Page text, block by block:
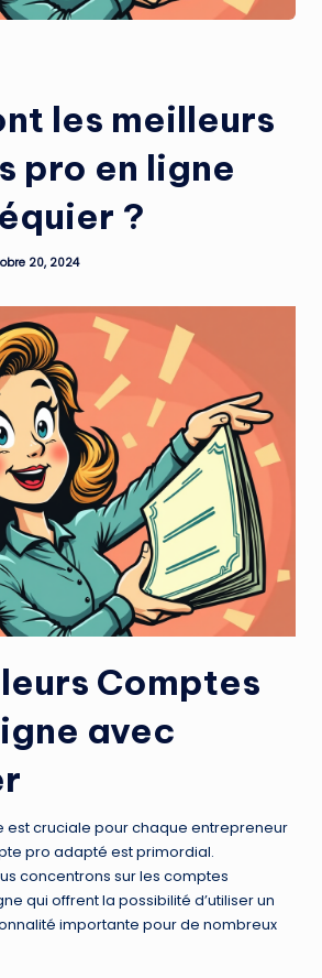
les meilleurs
pro en ligne
?
20, 2024
Comptes
avec
est cruciale pour chaque entrepreneur
pro adapté est primordial.
concentrons sur les comptes
qui offrent la possibilité d’utiliser un
importante pour de nombreux